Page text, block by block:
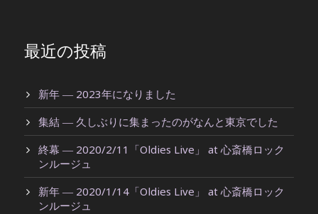
最近の投稿
新年 ― 2023年になりました
集結 ― 久しぶりに集まったのがなんと東京でした
終幕 ― 2020/2/11「Oldies Live」 at 心斎橋ロック
ンルージュ
新年 ― 2020/1/14「Oldies Live」 at 心斎橋ロック
ンルージュ